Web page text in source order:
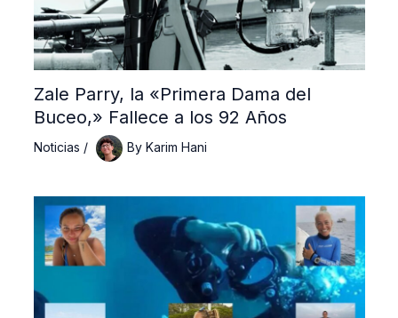
Zale Parry, la «Primera Dama del
Buceo,» Fallece a los 92 Años
Noticias / By Karim Hani